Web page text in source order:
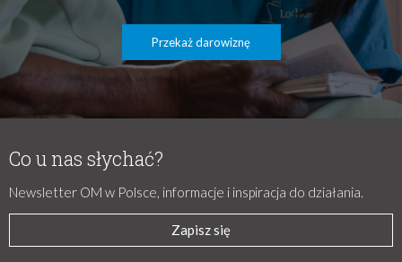
Przekaż darowiznę
Co u nas słychać?
Newsletter OM w Polsce, informacje i inspiracja do działania.
Zapisz się